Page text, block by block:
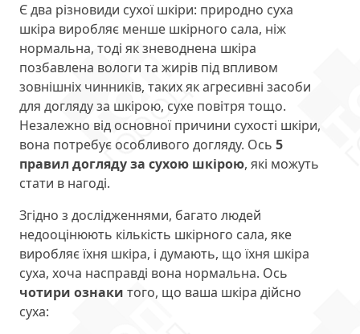
Є два різновиди сухої шкіри: природно суха
шкіра виробляє менше шкірного сала, ніж
нормальна, тоді як зневоднена шкіра
позбавлена вологи та жирів під впливом
зовнішніх чинників, таких як агресивні засоби
для догляду за шкірою, сухе повітря тощо.
Незалежно від основної причини сухості шкіри,
вона потребує особливого догляду. Ось 5
правил догляду за сухою шкірою, які можуть
стати в нагоді.
Згідно з дослідженнями, багато людей
недооцінюють кількість шкірного сала, яке
виробляє їхня шкіра, і думають, що їхня шкіра
суха, хоча насправді вона нормальна. Ось
чотири ознаки того, що ваша шкіра дійсно
суха: